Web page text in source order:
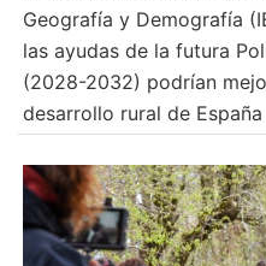
Geografía y Demografía
las ayudas de la futura
(2028-2032) podrían
desarrollo rural de España